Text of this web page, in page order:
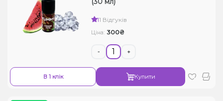
Рідини для електронних сигарет
Подарункові набори
11 Відгуків
Ціна: 300₴
- +
В 1 клік Купити